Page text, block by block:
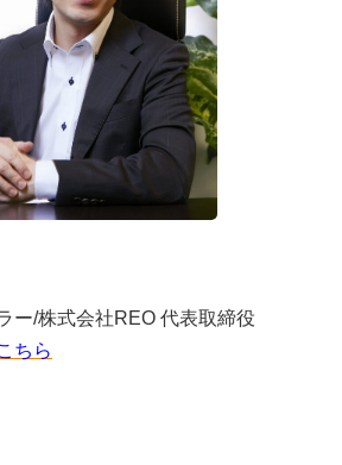
ー/株式会社REO 代表取締役
ちら